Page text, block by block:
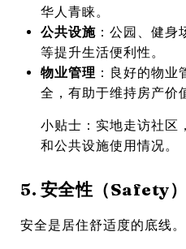
华人青睐。
公共设施：公园、健身
等提升生活便利性。
物业管理 ：良好的物
全，有助于维持房产价
小贴士：实地走访社区
和公共设施使用情况。
5. 安全性（Safety）
安全是居住舒适度的底线。